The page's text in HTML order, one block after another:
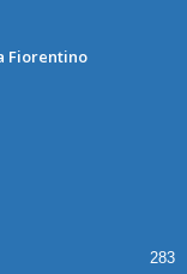
Fiorentino
283